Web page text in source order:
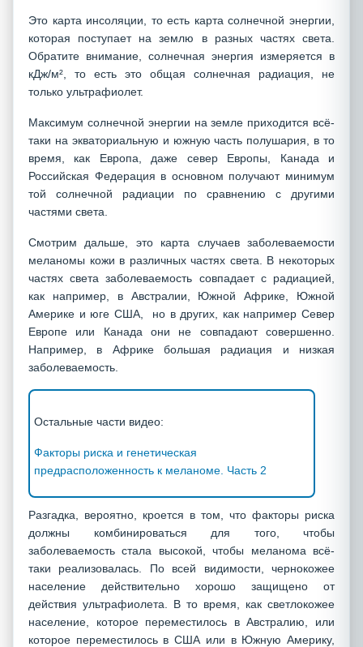
Это карта инсоляции, то есть карта солнечной энергии,
которая поступает на землю в разных частях света.
Обратите внимание, солнечная энергия измеряется в
кДж/м², то есть это общая солнечная радиация, не
только ультрафиолет.
Максимум солнечной энергии на земле приходится всё-
таки на экваториальную и южную часть полушария, в то
время, как Европа, даже север Европы, Канада и
Российская Федерация в основном получают минимум
той солнечной радиации по сравнению с другими
частями света.
Смотрим дальше, это карта случаев заболеваемости
меланомы кожи в различных частях света. В некоторых
частях света заболеваемость совпадает с радиацией,
как например, в Австралии, Южной Африке, Южной
Америке и юге США, но в других, как например Север
Европе или Канада они не совпадают совершенно.
Например, в Африке большая радиация и низкая
заболеваемость.
Остальные части видео:
Факторы риска и генетическая
предрасположенность к меланоме. Часть 2
Разгадка, вероятно, кроется в том, что факторы риска
должны комбинироваться для того, чтобы
заболеваемость стала высокой, чтобы меланома всё-
таки реализовалась. По всей видимости, чернокожее
население действительно хорошо защищено от
действия ультрафиолета. В то время, как светлокожее
население, которое переместилось в Австралию, или
которое переместилось в США или в Южную Америку,